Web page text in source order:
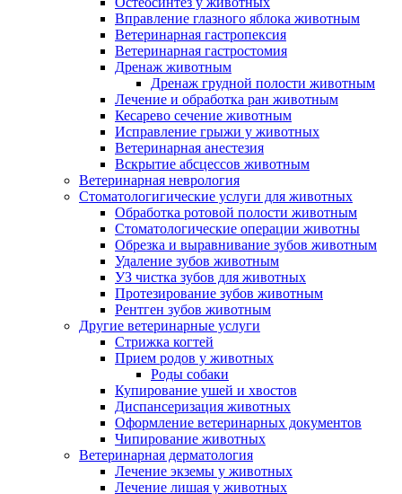
Вправление глазного яблока животным
Ветеринарная гастропексия
Ветеринарная гастростомия
Дренаж животным
Дренаж грудной полости животным
Лечение и обработка ран животным
Кесарево сечение животным
Исправление грыжи у животных
Ветеринарная анестезия
Вскрытие абсцессов животным
Ветеринарная неврология
Стоматологигические услуги для животных
Обработка ротовой полости животным
Стоматологические операции животны
Обрезка и выравнивание зубов животным
Удаление зубов животным
УЗ чистка зубов для животных
Протезирование зубов животным
Рентген зубов животным
Другие ветеринарные услуги
Стрижка когтей
Прием родов у животных
Роды собаки
Купирование ушей и хвостов
Диспансеризация животных
Оформление ветеринарных документов
Чипирование животных
Ветеринарная дерматология
Лечение экземы у животных
Лечение лишая у животных